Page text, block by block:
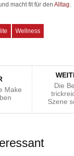
macht fit für den Alltag
Wellness
Make
Die
Szene